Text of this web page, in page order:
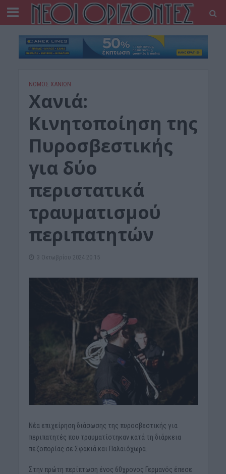
ΝΟΜΌΣ ΧΑΝΊΩΝ
Χανιά:
Κινητοποίηση της
Πυροσβεστικής
για δύο
περιστατικά
τραυματισμού
περιπατητών
3 Οκτωβρίου 2024 20:15
Νέα επιχείρηση διάσωσης της πυροσβεστικής για
περιπατητές που τραυματίστηκαν κατά τη διάρκεια
πεζοπορίας σε Σφακιά και Παλαιόχωρα.
Στην πρώτη περίπτωση ένος 60χρονος Γερμανός έπεσε